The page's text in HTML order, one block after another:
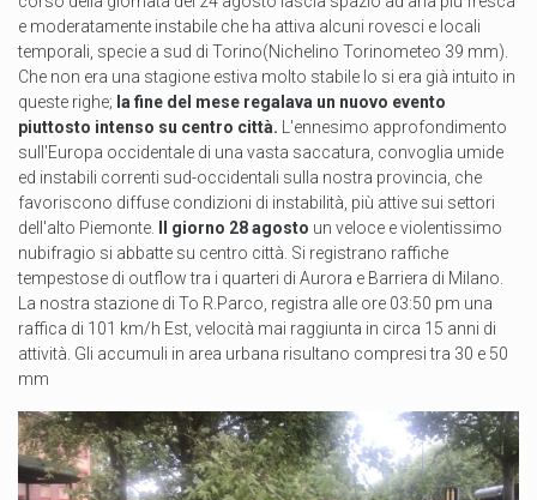
e moderatamente instabile che ha attiva alcuni rovesci e locali
temporali, specie a sud di Torino(Nichelino Torinometeo 39 mm).
Che non era una stagione estiva molto stabile lo si era già intuito in
queste righe; la fine del mese regalava un nuovo evento
piuttosto intenso su centro città. L'ennesimo approfondimento
sull'Europa occidentale di una vasta saccatura, convoglia umide
ed instabili correnti sud-occidentali sulla nostra provincia, che
favoriscono diffuse condizioni di instabilità, più attive sui settori
dell'alto Piemonte.
Il giorno 28 agosto un veloce e violentissimo
nubifragio si abbatte su centro città. Si registrano raffiche
tempestose di outflow tra i quarteri di Aurora e Barriera di Milano.
La nostra stazione di To R.Parco, registra alle ore 03:50 pm una
raffica di 101 km/h Est, velocità mai raggiunta in circa 15 anni di
attività. Gli accumuli in area urbana risultano compresi tra 30 e 50
mm